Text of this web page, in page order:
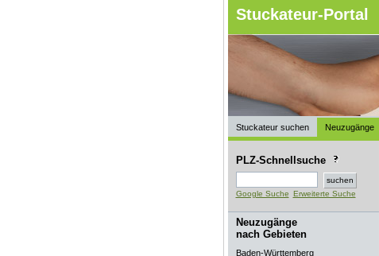
Stuckateur-Portal
Stuckateur suchen Neuzugänge
PLZ-Schnellsuche
Google Suche Erweiterte Suche
Neuzugänge
nach Gebieten
Baden-Württemberg